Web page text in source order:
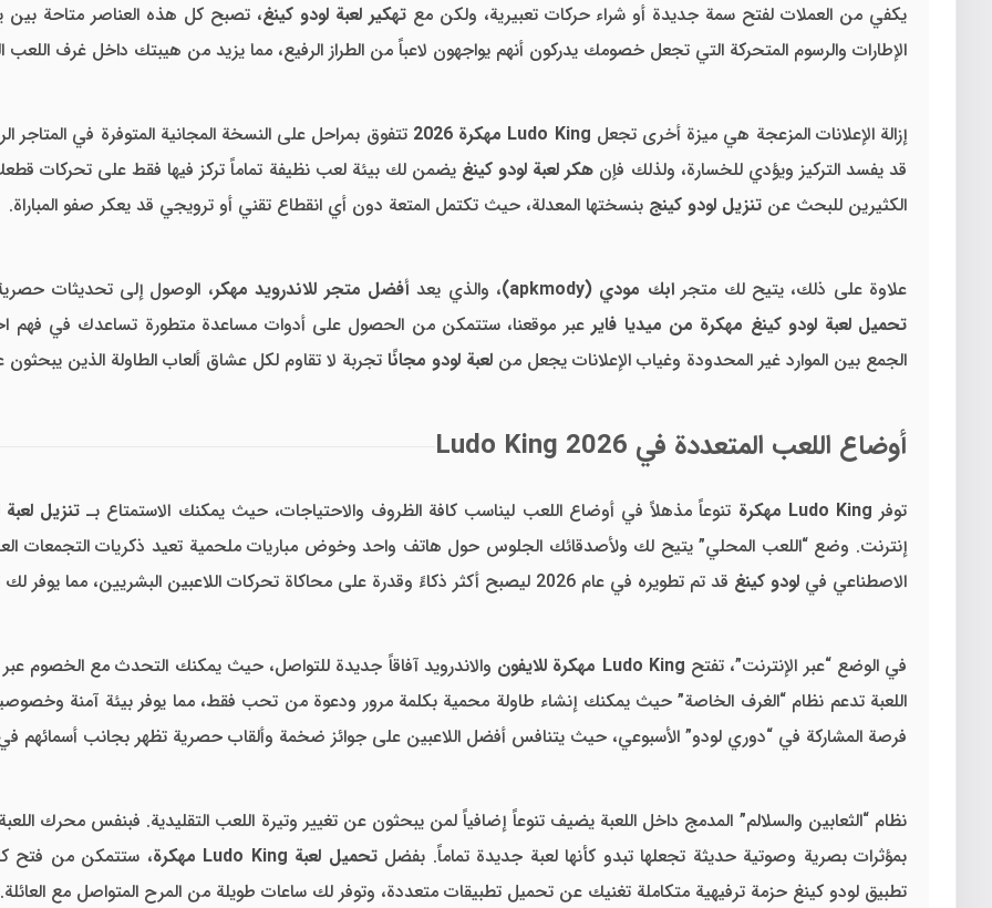
يكفي من العملات لفتح سمة جديدة أو شراء حركات تعبيرية، ولكن معتهكير لعبة لودو كينغ، تصبح كل هذه العناصر متاحة بين
الإطارات والرسوم المتحركة التي تجعل خصومك يدركون أنهم يواجهون لاعباً من الطراز الرفيع، مما يزيد من هيبتك داخل غرف اللعب
إزالة الإعلانات المزعجة هي ميزة أخرى تجعل Ludo King مهكرة 2026
تتفوق بمراحل على النسخة المجانية المتوفرة في
قد يفسد التركيز ويؤدي للخسارة، ولذلك فإن هكر لعبة لودو كينغ يضمن لك بيئة لعب نظيفة تماماً تركز فيها فقط على تحركات
الكثيرين للبحث عن تنزيل لودو كينج بنسختها المعدلة، حيث تكتمل المتعة دون أي انقطاع تقني أو ترويجي قد يعكر صفو المباراة.
علاوة على ذلك، يتيح لك متجرابك مودي (apkmody) ، والذي يعد أفضل متجر للاندرويد مهكر، الوصول إلى تحديثات حصرية
تحميل لعبة لودو كينغ مهكرة من ميديا فايرعبر موقعنا، ستتمكن من الحصول على أدوات مساعدة متطورة تساعدك في فهم
الجمع بين الموارد غير المحدودة وغياب الإعلانات يجعل من لعبة لودو مجانًا تجربة لا تقاوم لكل عشاق ألعاب الطاولة الذين يبحثون
أوضاع اللعب المتعددة في Ludo King 2026
توفر Ludo King مهكرة تنوعاً مذهلاً في أوضاع اللعب ليناسب كافة الظروف والاحتياجات، حيث يمكنك الاستمتاع بـ تنزيل
إنترنت. وضع “اللعب المحلي” يتيح لك ولأصدقائك الجلوس حول هاتف واحد وخوض مباريات ملحمية تعيد ذكريات التجمعات
الاصطناعي في لودو كينغ قد تم تطويره في عام 2026 ليصبح أكثر ذكاءً وقدرة على محاكاة تحركات اللاعبين البشريين، مما يوفر لك تمريناً ممتازاً قبل الدخول في البطولات العالمية.
في الوضع “عبر الإنترنت”، تفتح Ludo King مهكرة للايفون
والاندرويد آفاقاً جديدة للتواصل، حيث يمكنك التحدث مع الخصوم عبر
اللعبة تدعم نظام “الغرف الخاصة” حيث يمكنك إنشاء طاولة محمية بكلمة مرور ودعوة من تحب فقط، مما يوفر بيئة آمنة
فرصة المشاركة في “دوري لودو” الأسبوعي، حيث يتنافس أفضل اللاعبين على جوائز ضخمة وألقاب حصرية تظهر بجانب أسمائهم في
نظام “الثعابين والسلالم” المدمج داخل اللعبة يضيف تنوعاً إضافياً لمن يبحثون عن تغيير وتيرة اللعب التقليدية. فبنفس محرك اللعبة
بمؤثرات بصرية وصوتية حديثة تجعلها تبدو كأنها لعبة جديدة تماماً. بفضلتحميل لعبة Ludo King مهكرة
، ستتمكن من فتح
تطبيق لودو كينغ حزمة ترفيهية متكاملة تغنيك عن تحميل تطبيقات متعددة، وتوفر لك ساعات طويلة من المرح المتواصل مع العائلة.